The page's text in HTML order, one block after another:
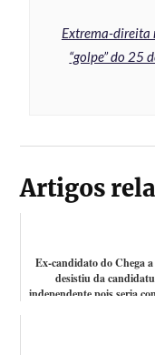
Extrema-direita
“golpe” do 25
Artigos
Ex-candidato do Chega
desistiu da
independente pois seria